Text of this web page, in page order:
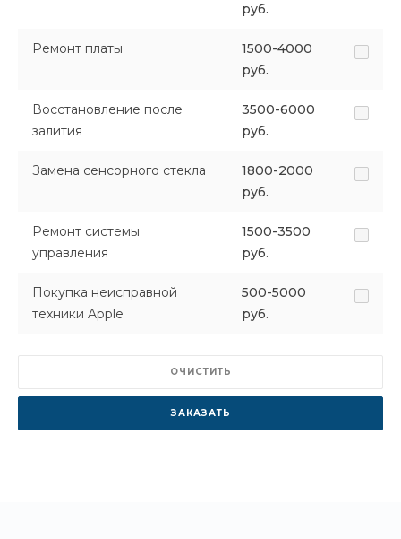
руб.
Ремонт платы
1500-4000
руб.
Восстановление после
залития
3500-6000
руб.
Замена сенсорного стекла
1800-2000
руб.
Ремонт системы
управления
1500-3500
руб.
Покупка неисправной
техники Apple
500-5000
руб.
ОЧИСТИТЬ
ЗАКАЗАТЬ